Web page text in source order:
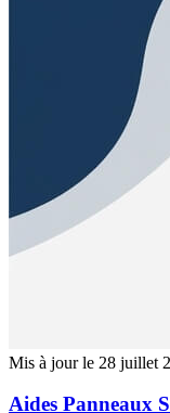
Mis à jour le 28 juillet
Aides Panneaux